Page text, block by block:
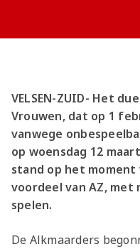
VELSEN-ZUID- Het
Vrouwen, dat op 1
vanwege
op woensdag 12
stand op het moment
voordeel van AZ,
spelen.
De Alkmaarders